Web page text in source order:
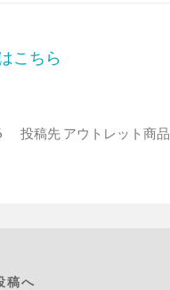
こちら
投稿先 アウトレット商品
稿へ